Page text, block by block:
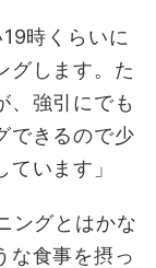
時くらいに
グします。た
、強引にでも
できるので少
います」
ングとはかな
な食事を摂っ